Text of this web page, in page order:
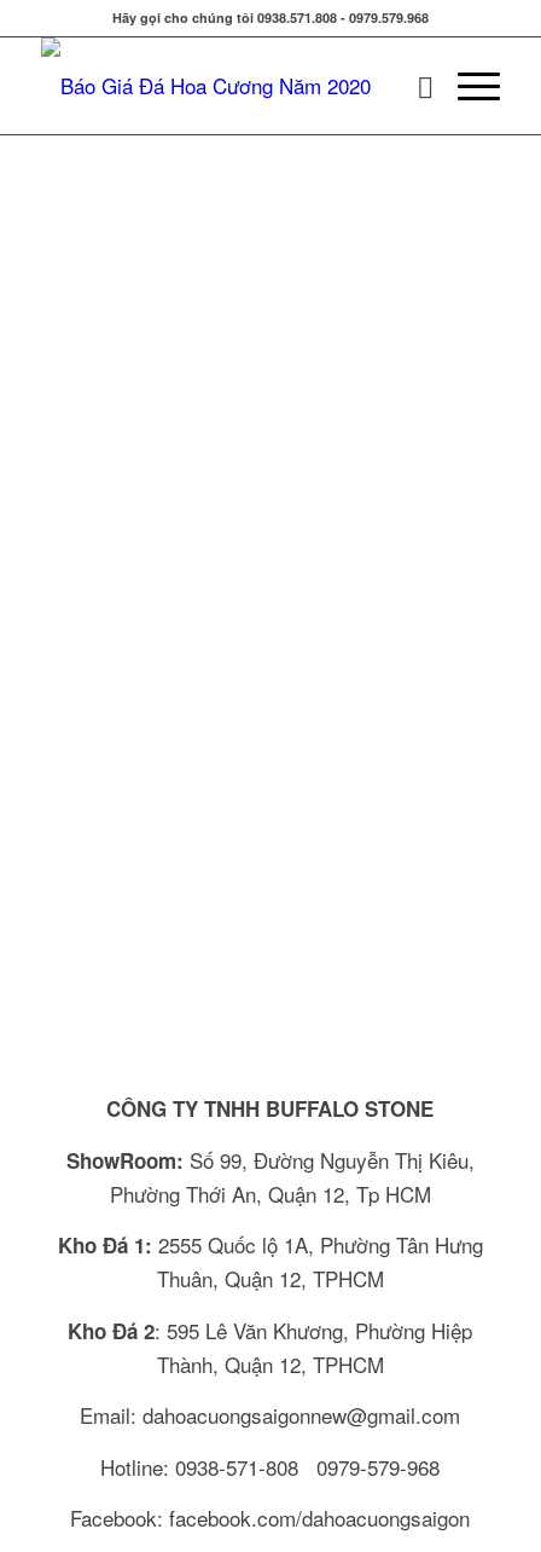
Hãy gọi cho chúng tôi 0938.571.808 - 0979.579.968
CÔNG TY TNHH BUFFALO STONE
ShowRoom: Số 99, Đường Nguyễn Thị Kiêu,
Phường Thới An, Quận 12, Tp HCM
Kho Đá 1: 2555 Quốc lộ 1A, Phường Tân Hưng
Thuân, Quận 12, TPHCM
Kho Đá 2: 595 Lê Văn Khương, Phường Hiệp
Thành, Quận 12, TPHCM
Email: dahoacuongsaigonnew@gmail.com
Hotline: 0938-571-808 0979-579-968
Facebook: facebook.com/dahoacuongsaigon